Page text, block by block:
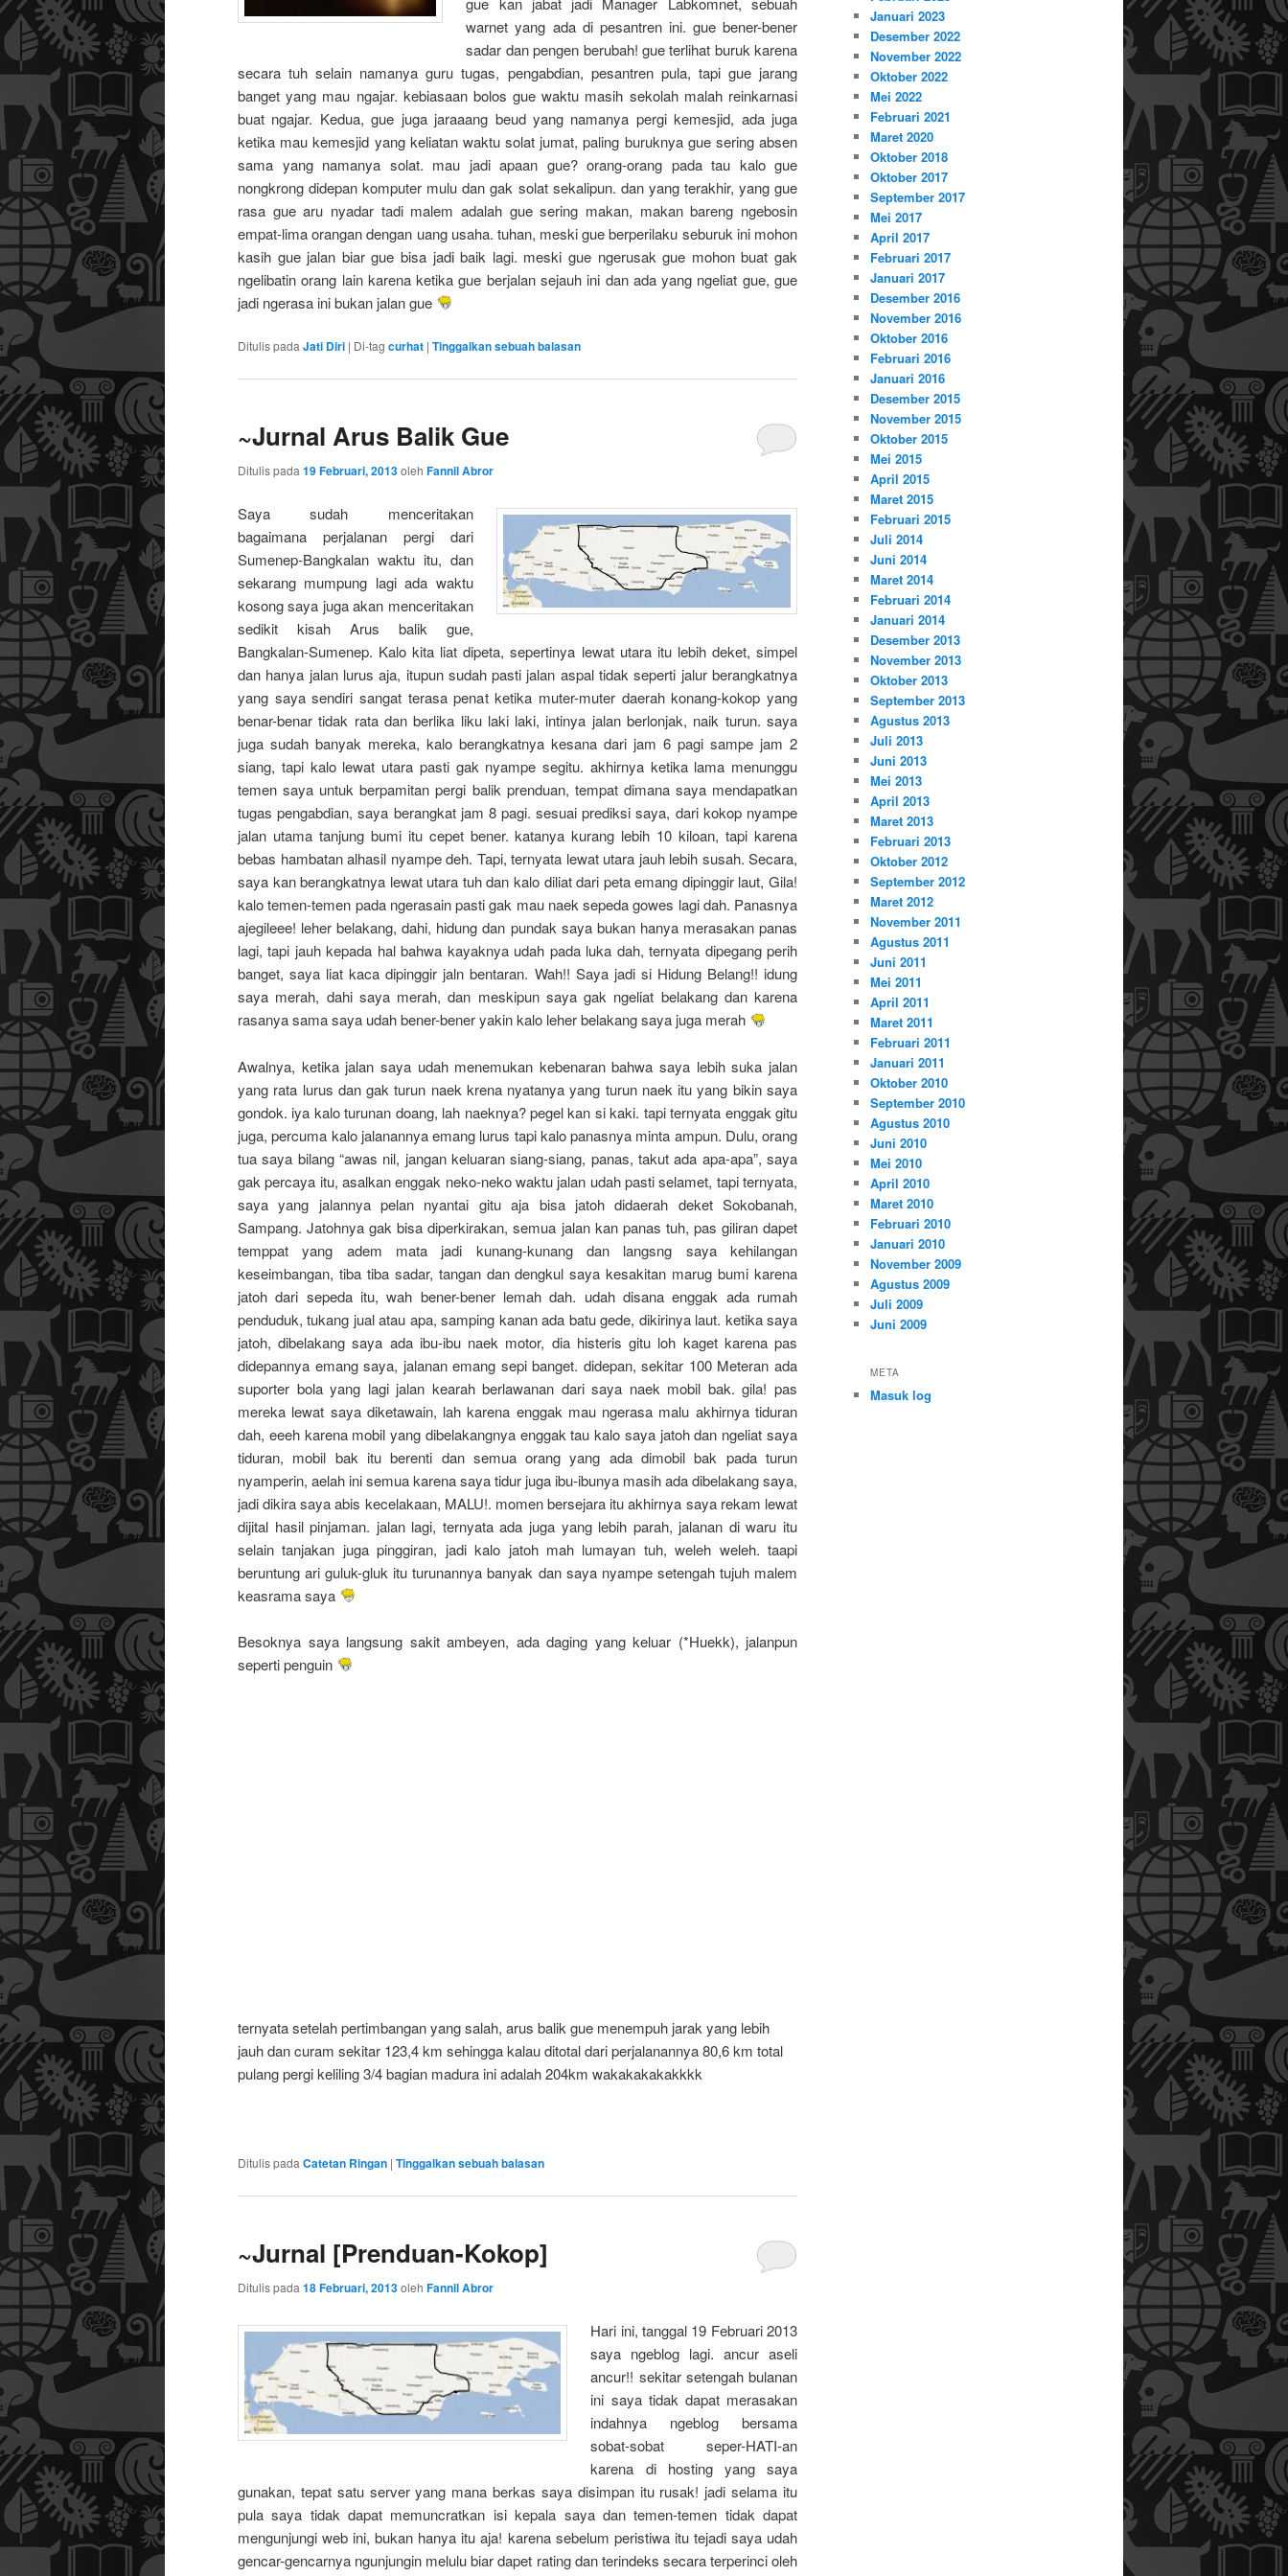
warnet yang ada di pesantren ini. gue bener-bener
sadar dan pengen berubah! gue terlihat buruk karena
secara tuh selain namanya guru tugas, pengabdian, pesantren pula, tapi gue jarang
banget yang mau ngajar. kebiasaan bolos gue waktu masih sekolah malah reinkarnasi
buat ngajar. Kedua, gue juga jaraaang beud yang namanya pergi kemesjid, ada juga
ketika mau kemesjid yang keliatan waktu solat jumat, paling buruknya gue sering absen
sama yang namanya solat. mau jadi apaan gue? orang-orang pada tau kalo gue
nongkrong didepan komputer mulu dan gak solat sekalipun. dan yang terakhir, yang gue
rasa gue aru nyadar tadi malem adalah gue sering makan, makan bareng ngebosin
empat-lima orangan dengan uang usaha. tuhan, meski gue berperilaku seburuk ini mohon
kasih gue jalan biar gue bisa jadi baik lagi. meski gue ngerusak gue mohon buat gak
ngelibatin orang lain karena ketika gue berjalan sejauh ini dan ada yang ngeliat gue, gue
jadi ngerasa ini bukan jalan gue
Ditulis pada Jati Diri | Di-tag curhat | Tinggalkan sebuah balasan
~Jurnal Arus Balik Gue
Ditulis pada 19 Februari, 2013oleh Fannil Abror
Saya sudah menceritakan
bagaimana perjalanan pergi dari
Sumenep-Bangkalan waktu itu, dan
sekarang mumpung lagi ada waktu
kosong saya juga akan menceritakan
sedikit kisah Arus balik gue,
Bangkalan-Sumenep. Kalo kita liat dipeta, sepertinya lewat utara itu lebih deket, simpel
dan hanya jalan lurus aja, itupun sudah pasti jalan aspal tidak seperti jalur berangkatnya
yang saya sendiri sangat terasa penat ketika muter-muter daerah konang-kokop yang
benar-benar tidak rata dan berlika liku laki laki, intinya jalan berlonjak, naik turun. saya
juga sudah banyak mereka, kalo berangkatnya kesana dari jam 6 pagi sampe jam 2
siang, tapi kalo lewat utara pasti gak nyampe segitu. akhirnya ketika lama menunggu
temen saya untuk berpamitan pergi balik prenduan, tempat dimana saya mendapatkan
tugas pengabdian, saya berangkat jam 8 pagi. sesuai prediksi saya, dari kokop nyampe
jalan utama tanjung bumi itu cepet bener. katanya kurang lebih 10 kiloan, tapi karena
bebas hambatan alhasil nyampe deh. Tapi, ternyata lewat utara jauh lebih susah. Secara,
saya kan berangkatnya lewat utara tuh dan kalo diliat dari peta emang dipinggir laut, Gila!
kalo temen-temen pada ngerasain pasti gak mau naek sepeda gowes lagi dah. Panasnya
ajegileee! leher belakang, dahi, hidung dan pundak saya bukan hanya merasakan panas
lagi, tapi jauh kepada hal bahwa kayaknya udah pada luka dah, ternyata dipegang perih
banget, saya liat kaca dipinggir jaln bentaran. Wah!! Saya jadi si Hidung Belang!! idung
saya merah, dahi saya merah, dan meskipun saya gak ngeliat belakang dan karena
rasanya sama saya udah bener-bener yakin kalo leher belakang saya juga merah
Awalnya, ketika jalan saya udah menemukan kebenaran bahwa saya lebih suka jalan
yang rata lurus dan gak turun naek krena nyatanya yang turun naek itu yang bikin saya
gondok. iya kalo turunan doang, lah naeknya? pegel kan si kaki. tapi ternyata enggak gitu
juga, percuma kalo jalanannya emang lurus tapi kalo panasnya minta ampun. Dulu, orang
tua saya bilang “awas nil, jangan keluaran siang-siang, panas, takut ada apa-apa”, saya
gak percaya itu, asalkan enggak neko-neko waktu jalan udah pasti selamet, tapi ternyata,
saya yang jalannya pelan nyantai gitu aja bisa jatoh didaerah deket Sokobanah,
Sampang. Jatohnya gak bisa diperkirakan, semua jalan kan panas tuh, pas giliran dapet
temppat yang adem mata jadi kunang-kunang dan langsng saya kehilangan
keseimbangan, tiba tiba sadar, tangan dan dengkul saya kesakitan marug bumi karena
jatoh dari sepeda itu, wah bener-bener lemah dah. udah disana enggak ada rumah
penduduk, tukang jual atau apa, samping kanan ada batu gede, dikirinya laut. ketika saya
jatoh, dibelakang saya ada ibu-ibu naek motor, dia histeris gitu loh kaget karena pas
didepannya emang saya, jalanan emang sepi banget. didepan, sekitar 100 Meteran ada
suporter bola yang lagi jalan kearah berlawanan dari saya naek mobil bak. gila! pas
mereka lewat saya diketawain, lah karena enggak mau ngerasa malu akhirnya tiduran
dah, eeeh karena mobil yang dibelakangnya enggak tau kalo saya jatoh dan ngeliat saya
tiduran, mobil bak itu berenti dan semua orang yang ada dimobil bak pada turun
nyamperin, aelah ini semua karena saya tidur juga ibu-ibunya masih ada dibelakang saya,
jadi dikira saya abis kecelakaan, MALU!. momen bersejara itu akhirnya saya rekam lewat
dijital hasil pinjaman. jalan lagi, ternyata ada juga yang lebih parah, jalanan di waru itu
selain tanjakan juga pinggiran, jadi kalo jatoh mah lumayan tuh, weleh weleh. taapi
beruntung ari guluk-gluk itu turunannya banyak dan saya nyampe setengah tujuh malem
keasrama saya
Besoknya saya langsung sakit ambeyen, ada daging yang keluar (*Huekk), jalanpun
seperti penguin
ternyata setelah pertimbangan yang salah, arus balik gue menempuh jarak yang lebih
jauh dan curam sekitar 123,4 km sehingga kalau ditotal dari perjalanannya 80,6 km total
pulang pergi keliling 3/4 bagian madura ini adalah 204km wakakakakakkkk
Ditulis padaCatetan Ringan | Tinggalkan sebuah balasan
~Jurnal [Prenduan-Kokop]
Ditulis pada 18 Februari, 2013oleh Fannil Abror
Hari ini, tanggal 19 Februari 2013
saya ngeblog lagi. ancur aseli
ancur!! sekitar setengah bulanan
ini saya tidak dapat merasakan
indahnya ngeblog bersama
sobat-sobat seper-HATI-an
karena di hosting yang saya
gunakan, tepat satu server yang mana berkas saya disimpan itu rusak! jadi selama itu
pula saya tidak dapat memuncratkan isi kepala saya dan temen-temen tidak dapat
mengunjungi web ini, bukan hanya itu aja! karena sebelum peristiwa itu tejadi saya udah
gencar-gencarnya ngunjungin melulu biar dapet rating dan terindeks secara terperinci oleh
Januari 2023
Desember 2022
November 2022
Oktober 2022
Mei 2022
Februari 2021
Maret 2020
Oktober 2018
Oktober 2017
September 2017
Mei 2017
April 2017
Februari 2017
Januari 2017
Desember 2016
November 2016
Oktober 2016
Februari 2016
Januari 2016
Desember 2015
November 2015
Oktober 2015
Mei 2015
April 2015
Maret 2015
Februari 2015
Juli 2014
Juni 2014
Maret 2014
Februari 2014
Januari 2014
Desember 2013
November 2013
Oktober 2013
September 2013
Agustus 2013
Juli 2013
Juni 2013
Mei 2013
April 2013
Maret 2013
Februari 2013
Oktober 2012
September 2012
Maret 2012
November 2011
Agustus 2011
Juni 2011
Mei 2011
April 2011
Maret 2011
Februari 2011
Januari 2011
Oktober 2010
September 2010
Agustus 2010
Juni 2010
Mei 2010
April 2010
Maret 2010
Februari 2010
Januari 2010
November 2009
Agustus 2009
Juli 2009
Juni 2009
META
Masuk log